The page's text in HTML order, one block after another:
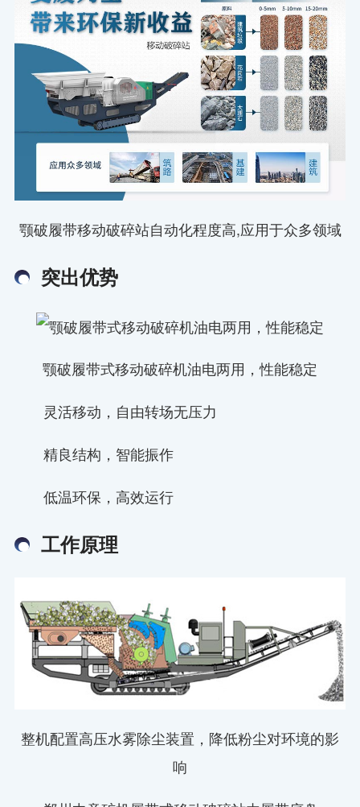
颚破履带移动破碎站自动化程度高,应用于众多领域
突出优势
颚破履带式移动破碎机油电两用，性能稳定
灵活移动，自由转场无压力
精良结构，智能振作
低温环保，高效运行
工作原理
整机配置高压水雾除尘装置，降低粉尘对环境的影
响